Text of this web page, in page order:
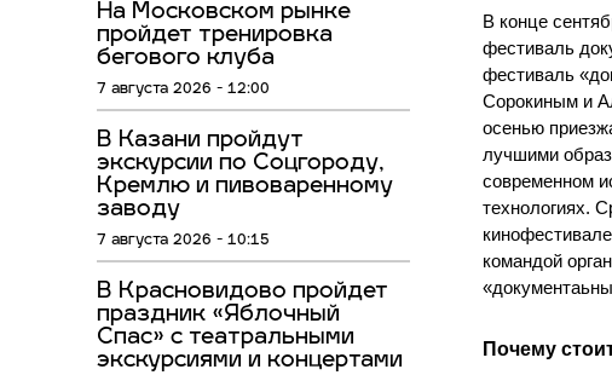
На Московском рынке
пройдет тренировка
бегового клуба
7 августа 2026 - 12:00
В Казани пройдут
экскурсии по Соцгороду,
Кремлю и пивоваренному
заводу
7 августа 2026 - 10:15
В Красновидово пройдет
праздник «Яблочный
Спас» с театральными
экскурсиями и концертами
В конце
фестиваль
фестиваль
Сорокиным и
осенью
лучшими
современном
технологиях.
командой
Почему